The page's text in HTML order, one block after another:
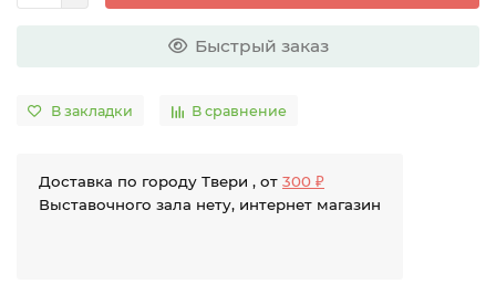
Быстрый заказ
В закладки В сравнение
Доставка по городу Твери , от 300 ₽
Выставочного зала нету, интернет магазин